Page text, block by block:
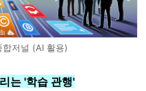
저널 (AI 활용)
는 '학습 관행'